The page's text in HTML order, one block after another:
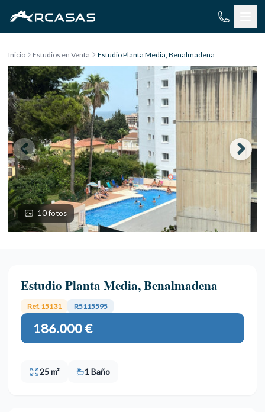
Inicio Estudios en Venta Estudio Planta Media, Benalmadena
10 fotos
Estudio Planta Media, Benalmadena
Ref. 15131 R5115595
186.000 €
25 m² 1 Baño